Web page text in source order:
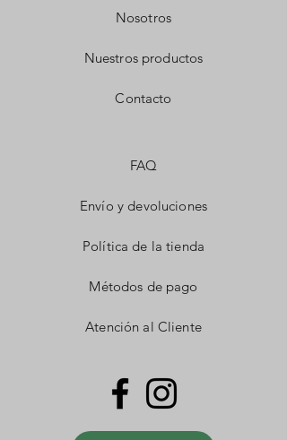
Nosotros
Nuestros productos
Contacto
FAQ
Envío y devoluciones
Política de la tienda
Métodos de pago
Atención al Cliente